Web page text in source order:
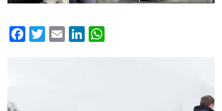
Facebook
Twitter
EmailLinkedIn